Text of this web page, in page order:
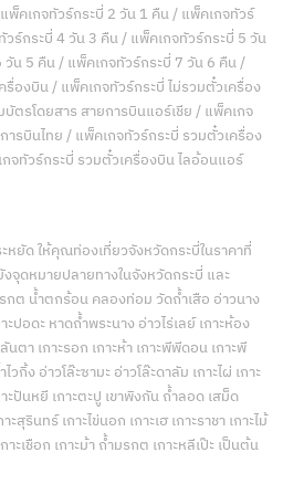
พ็คเกจทัวร์กระบี่ 2 วัน 1 คืน / แพ็คเกจทัวร์
ร์กระบี่ 4 วัน 3 คืน / แพ็คเกจทัวร์กระบี่ 5 วัน
น 5 คืน / แพ็คเกจทัวร์กระบี่ 7 วัน 6 คืน /
องบิน / แพ็คเกจทัวร์กระบี่ ไม่รวมตั๋วเครื่อง
ตรโดยสาร สายการบินแอร์เชีย / แพ็คเกจ
ารบินไทย / แพ็คเกจทัวร์กระบี่ รวมตั๋วเครื่อง
จทัวร์กระบี่ รวมตั๋วเครื่องบิน ไลอ้อนแอร์
หยัด ให้คุณท่องเที่ยวจังหวัดกระบี่ในราคาที่
จุดหมายปลายทางในจังหวัดกระบี่ และ
กต น้ำตกร้อน คลองท่อม วัดถ้ำเสือ อ่าวนาง
ะปอดะ หาดถ้ำพระนาง อ่าวไร่เลย์ เกาะห้อง
นตา เกาะรอก เกาะห้า เกาะพีพีดอน เกาะพี
วกิ้ง อ่าวโล๊ะซามะ อ่าวโล๊ะดาลัม เกาะไผ่ เกาะ
ะปันหยี เกาะตะปู เขาพิงกัน ถ้ำลอด เสม็ด
สุรินทร์ เกาะไข่นอก เกาะเฮ เกาะราชา เกาะไม้
าะเชือก เกาะม้า ถ้ำมรกต เกาะหลีเป๊ะ เป็นต้น